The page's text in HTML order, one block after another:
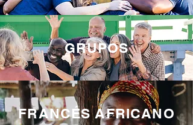
GRUPOS
FRANCÉS AFRICANO